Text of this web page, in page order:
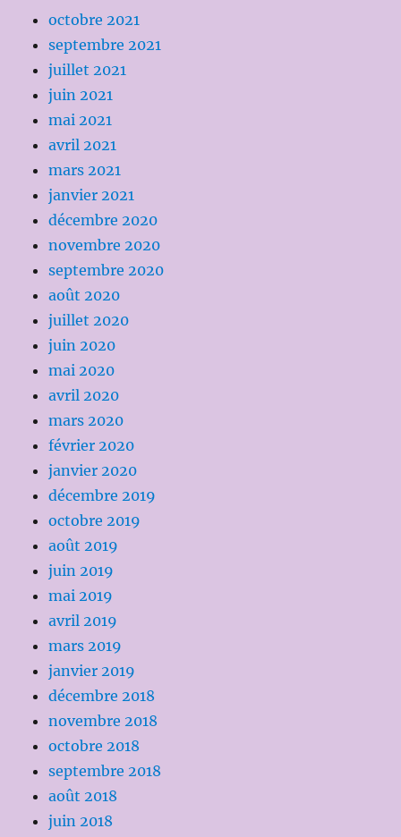
octobre 2021
septembre 2021
juillet 2021
juin 2021
mai 2021
avril 2021
mars 2021
janvier 2021
décembre 2020
novembre 2020
septembre 2020
août 2020
juillet 2020
juin 2020
mai 2020
avril 2020
mars 2020
février 2020
janvier 2020
décembre 2019
octobre 2019
août 2019
juin 2019
mai 2019
avril 2019
mars 2019
janvier 2019
décembre 2018
novembre 2018
octobre 2018
septembre 2018
août 2018
juin 2018